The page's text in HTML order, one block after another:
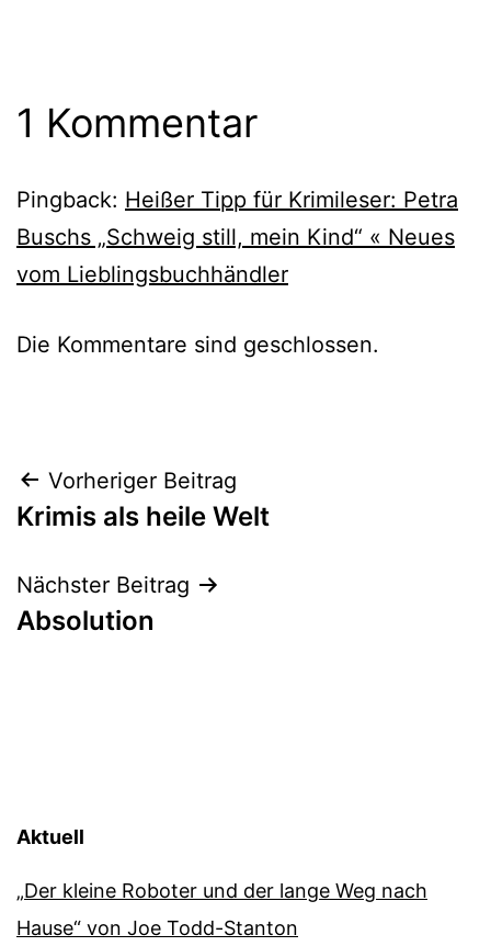
1 Kommentar
Pingback: Heißer Tipp für Krimileser: Petra
Buschs „Schweig still, mein Kind“ « Neues
vom Lieblingsbuchhändler
Die Kommentare sind geschlossen.
Beitragsnavigation
Vorheriger Beitrag
Krimis als heile Welt
Nächster Beitrag
Absolution
Aktuell
„Der kleine Roboter und der lange Weg nach
Hause“ von Joe Todd-Stanton